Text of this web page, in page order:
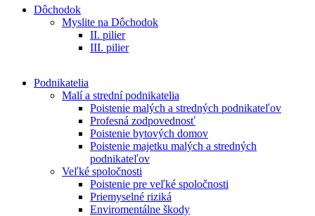
Dôchodok
Myslite na Dôchodok
II. pilier
III. pilier
Podnikatelia
Malí a strední podnikatelia
Poistenie malých a stredných podnikateľov
Profesná zodpovednosť
Poistenie bytových domov
Poistenie majetku malých a stredných
podnikateľov
Veľké spoločnosti
Poistenie pre veľké spoločnosti
Priemyselné riziká
Enviromentálne škody